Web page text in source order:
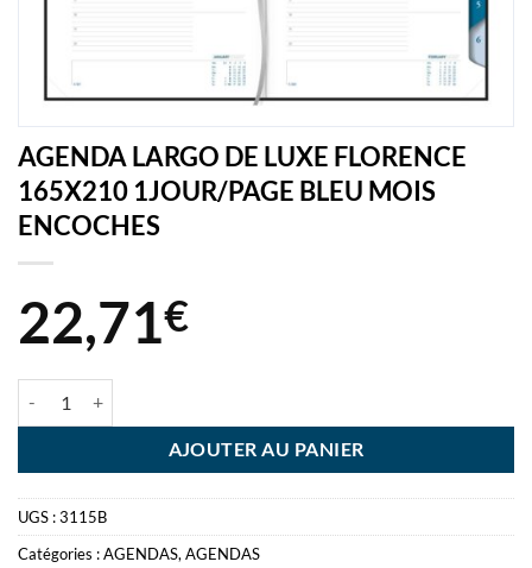
AGENDA LARGO DE LUXE FLORENCE
165X210 1JOUR/PAGE BLEU MOIS
ENCOCHES
22,71€
AJOUTER AU PANIER
UGS :3115B
Catégories :AGENDAS, AGENDAS